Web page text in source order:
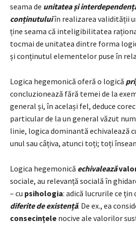
seama de unitatea și
conținutuluiîn realizarea validității
ține seama că inteligibilitatea
tocmai de unitatea dintre forma
și conținutul elementelor puse în
Logica hegemonică oferă o logică
concluzionează fără temei de la
general și, în același fel, deduce
particular de la un general văzut
linie, logica dominantă echivalează
unul sau câțiva, atunci toți; toți
Logica hegemonică echivalează
sociale, au relevanță socială în
– cu psihologia: adică lucrurile ce țin
diferite de existență. De ex., ea
consecințele nocive ale valorilor